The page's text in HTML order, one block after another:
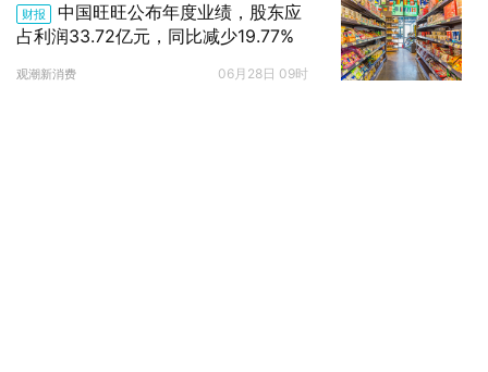
财报
中国旺旺公布年度业绩，股东应
占利润33.72亿元，同比减少19.77%
观潮新消费 06月28日 09时